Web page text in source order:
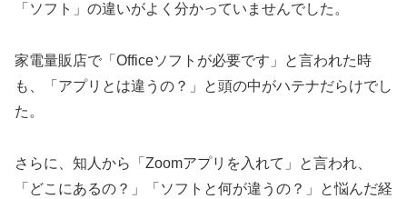
「ソフト」の違いがよく分かっていませんでした。
家電量販店で「Officeソフトが必要です」と言われた時
も、「アプリとは違うの？」と頭の中がハテナだらけでし
た。
さらに、知人から「Zoomアプリを入れて」と言われ、
「どこにあるの？」「ソフトと何が違うの？」と悩んだ経